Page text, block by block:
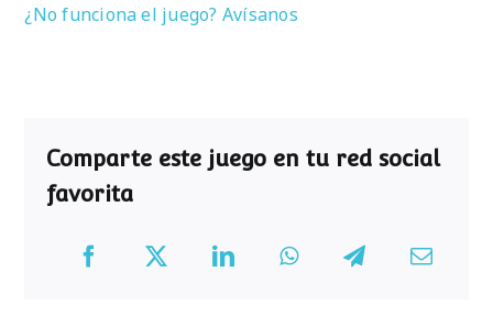
¿No funciona el juego? Avísanos
Comparte este juego en tu red social
favorita